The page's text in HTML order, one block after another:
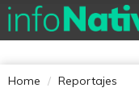
Home Reportajes